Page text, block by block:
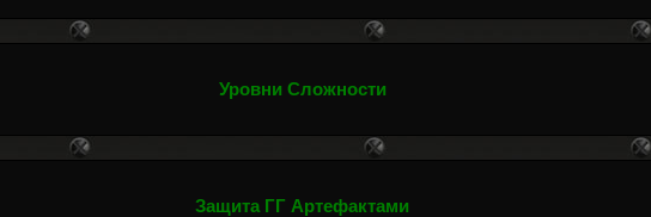
Уровни Сложности
Защита ГГ Артефактами